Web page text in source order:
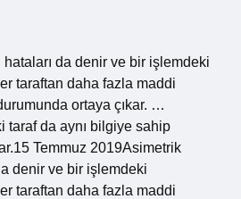
da denir ve bir işlemdeki
taraftan daha fazla maddi
ortaya çıkar. …
taraf da aynı bilgiye sahip
Temmuz 2019Asimetrik
denir ve bir işlemdeki
taraftan daha fazla maddi